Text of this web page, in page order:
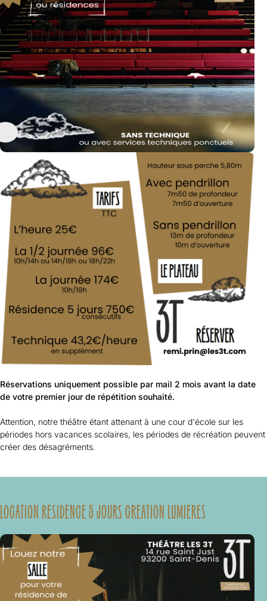
Réservations uniquement possible par mail 2 mois avant la date
de votre premier jour de répétition souhaité.
Attention, notre théâtre étant attenant à une cour d'école sur les
périodes hors vacances scolaires, les périodes de récréation peuvent
créer des désagréments.
LOCATION RESIDENCE 5 JOURS CREATION LUMIERES